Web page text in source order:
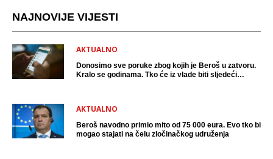
NAJNOVIJE VIJESTI
AKTUALNO
Donosimo sve poruke zbog kojih je Beroš u zatvoru.
Kralo se godinama. Tko će iz vlade biti sljedeći
AKTUALNO
Beroš navodno primio mito od 75 000 eura. Evo tko bi
mogao stajati na čelu zločinačkog udruženja